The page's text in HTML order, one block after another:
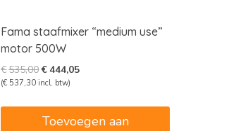
Fama staafmixer “medium use”
motor 500W
€535,00Oorspronkelijke
prijs
€535,00.
€444,05Huidige
(€ 537,30 incl. btw)
Toevoegen aan